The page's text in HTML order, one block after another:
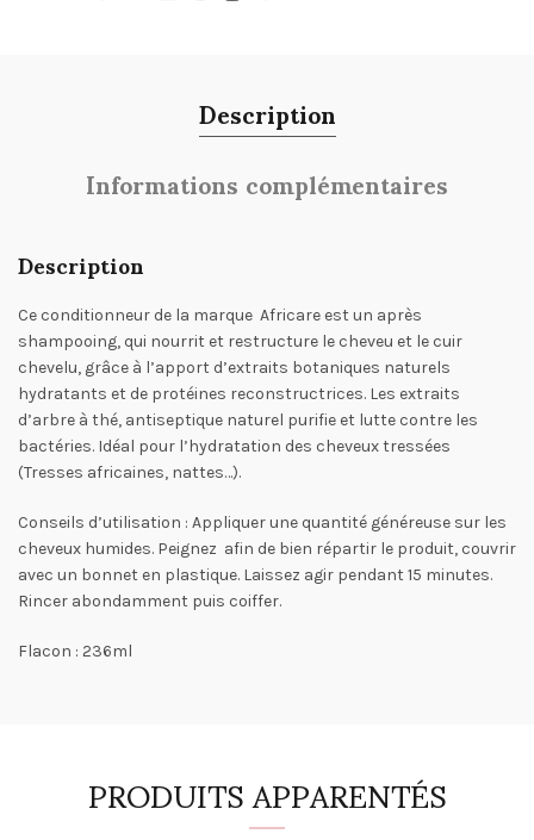
Description
Informations complémentaires
Description
Ce conditionneur de la marque Africare est un après
shampooing, qui nourrit et restructure le cheveu et le cuir
chevelu, grâce à l’apport d’extraits botaniques naturels
hydratants et de protéines reconstructrices. Les extraits
d’arbre à thé, antiseptique naturel purifie et lutte contre les
bactéries. Idéal pour l’hydratation des cheveux tressées
(Tresses africaines, nattes…).
Conseils d’utilisation : Appliquer une quantité généreuse sur les
cheveux humides. Peignez afin de bien répartir le produit, couvrir
avec un bonnet en plastique. Laissez agir pendant 15 minutes.
Rincer abondamment puis coiffer.
Flacon : 236ml
PRODUITS APPARENTÉS